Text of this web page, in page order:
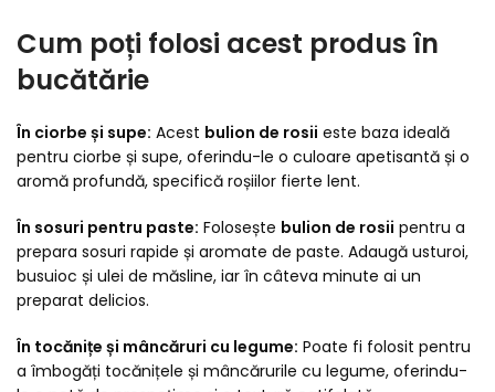
Cum poți folosi acest produs în
bucătărie
În ciorbe și supe: Acest bulion de rosii este baza ideală
pentru ciorbe și supe, oferindu-le o culoare apetisantă și o
aromă profundă, specifică roșiilor fierte lent.
În sosuri pentru paste: Folosește bulion de rosii pentru a
prepara sosuri rapide și aromate de paste. Adaugă usturoi,
busuioc și ulei de măsline, iar în câteva minute ai un
preparat delicios.
În tocănițe și mâncăruri cu legume: Poate fi folosit pentru
a îmbogăți tocănițele și mâncărurile cu legume, oferindu-